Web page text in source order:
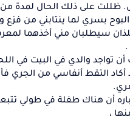
ظللت على ذلك الحال لمدة من
بسري لما ينتابني من فزع
سيطلبان مني أخذهما
.
تواجد والدي في البيت في
أكاد التقط أنفاسي من الجري
أن هناك طفلة في طولي
،